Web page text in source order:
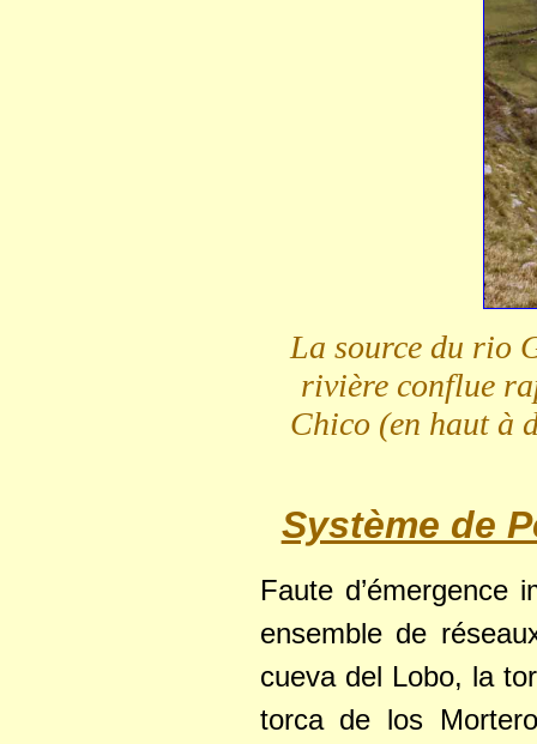
La source du rio
rivière conflue
Chico (en haut à
Système de
Faute d’émergence
ensemble de
cueva del Lobo, la
torca de los